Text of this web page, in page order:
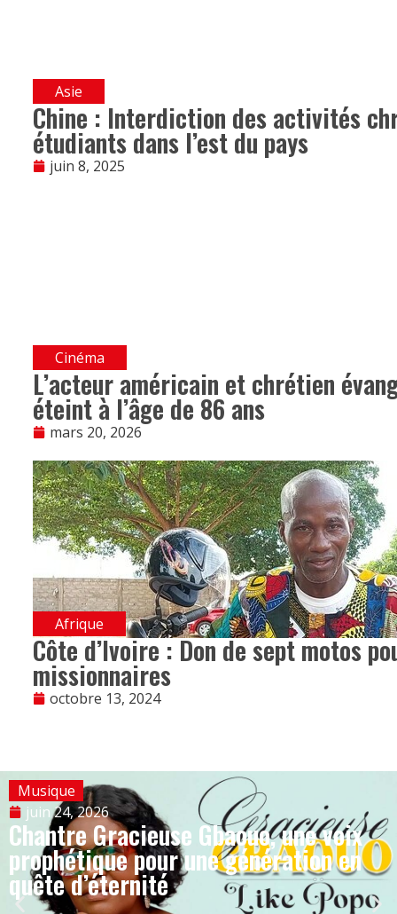
Asie
Chine : Interdiction des activités
étudiants dans l’est du pays
juin 8, 2025
Cinéma
L’acteur américain et chrétien
éteint à l’âge de 86 ans
mars 20, 2026
Afrique
Côte d’Ivoire : Don de sept motos
missionnaires
octobre 13, 2024
Musique
juin 24, 2026
Chantre Gracieuse Gbaouo, une voix
prophétique pour une génération en
quête d’éternité